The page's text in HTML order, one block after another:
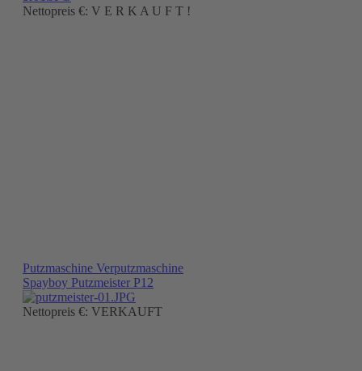
Nettopreis €: V E R K A U F T !
Putzmaschine Verputzmaschine
Spayboy Putzmeister P12
Nettopreis €: VERKAUFT